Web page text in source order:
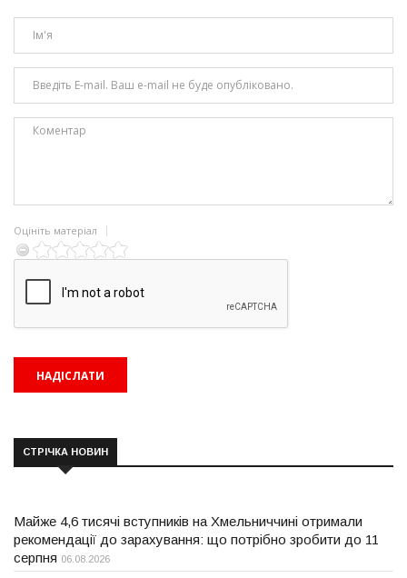
Оцініть матеріал
СТРІЧКА НОВИН
Майже 4,6 тисячі вступників на Хмельниччині отримали
рекомендації до зарахування: що потрібно зробити до 11
серпня 06.08.2026